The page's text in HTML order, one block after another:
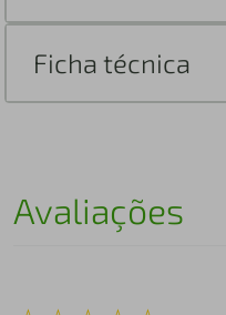
Ficha técnica
Avaliações